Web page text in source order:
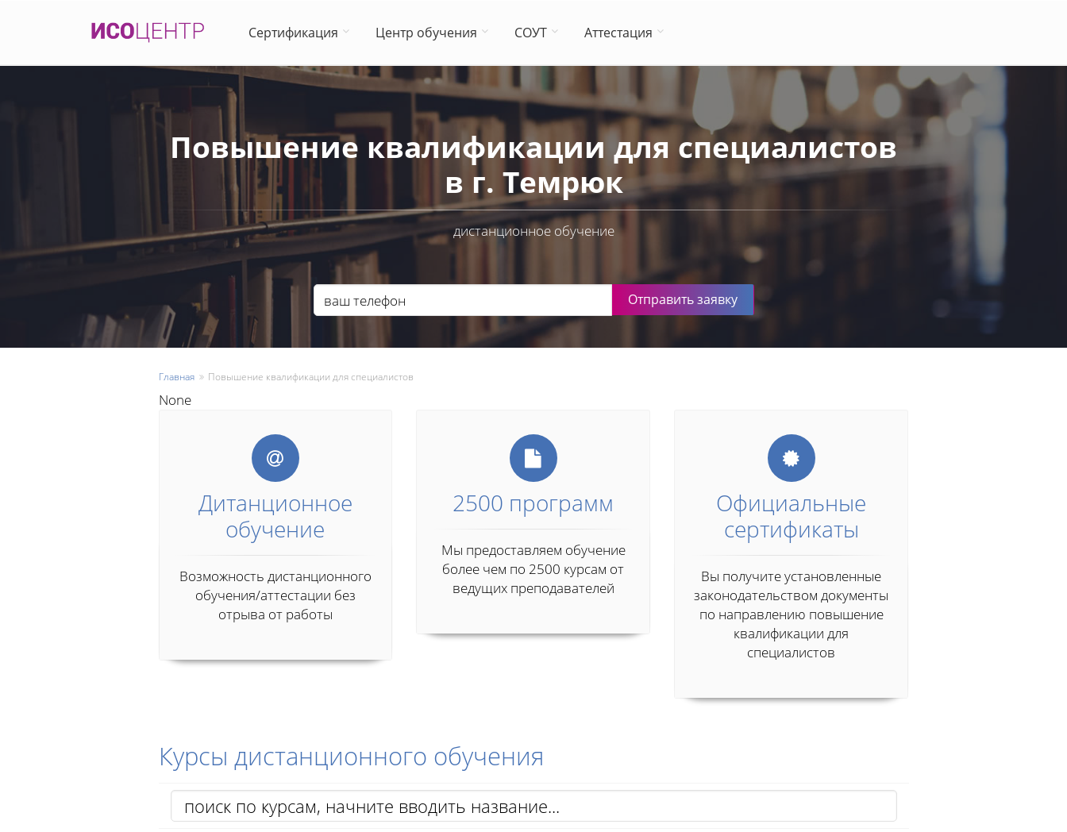
Сертификация Центр обучения СОУТ Аттестация
Повышение квалификации для специалистов
в г. Темрюк
дистанционное обучение
Отправить заявку
Главная Повышение квалификации для специалистов
None
Дитанционное
обучение
Возможность дистанционного
обучения/аттестации без
отрыва от работы
2500 программ
Мы предоставляем обучение
более чем по 2500 курсам от
ведущих преподавателей
Официальные
сертификаты
Вы получите установленные
законодательством документы
по направлению повышение
квалификации для
специалистов
Курсы дистанционного обучения